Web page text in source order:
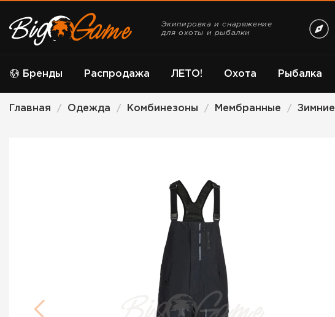
Экипировка и снаряжение
для охоты и рыбалки
Бренды ЛЕТО! Охота Рыбалка
Распродажа
Главная / Одежда / Комбинезоны / Мембранные / Зимние